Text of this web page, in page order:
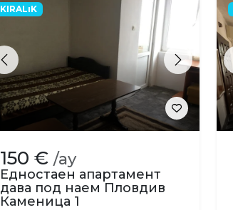
Previous Next
KIRALıK
150 € /ay
Едностаен апартамент
дава под наем Пловдив
Каменица 1